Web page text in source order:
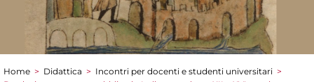
Home > Didattica > Incontri per docenti e studenti universitari >